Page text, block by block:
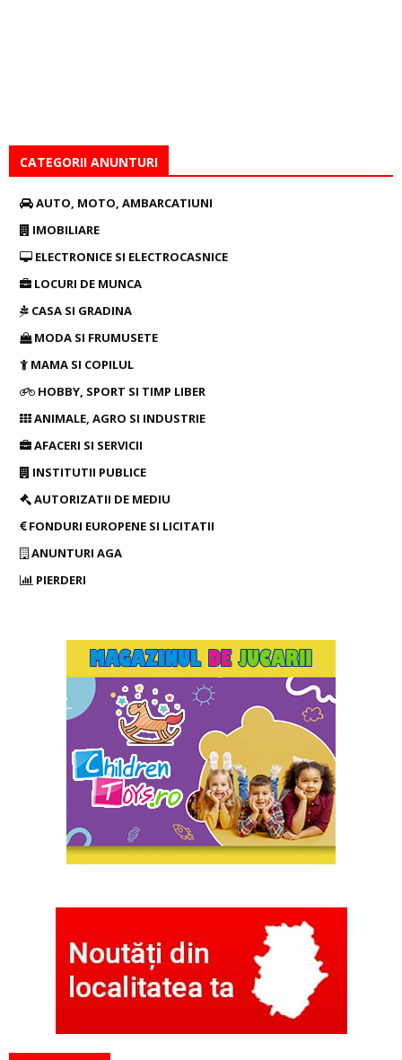
CATEGORII ANUNTURI
AUTO, MOTO, AMBARCATIUNI
IMOBILIARE
ELECTRONICE SI ELECTROCASNICE
LOCURI DE MUNCA
CASA SI GRADINA
MODA SI FRUMUSETE
MAMA SI COPILUL
HOBBY, SPORT SI TIMP LIBER
ANIMALE, AGRO SI INDUSTRIE
AFACERI SI SERVICII
INSTITUTII PUBLICE
AUTORIZATII DE MEDIU
FONDURI EUROPENE SI LICITATII
ANUNTURI AGA
PIERDERI